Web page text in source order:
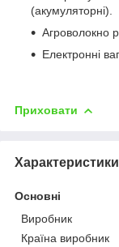
(акумуляторні).
Агроволокно
Електронні
Приховати
Характеристики
Основні
Виробник
Країна виробник